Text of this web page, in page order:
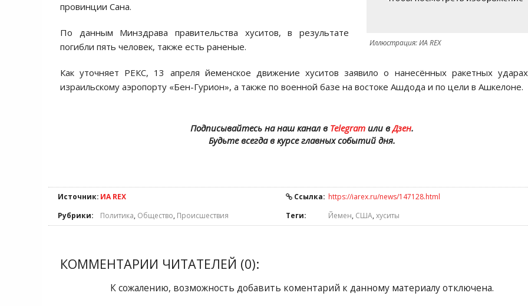
Иллюстрация: ИА REX
провинции Сана.
По данным Минздрава правительства хуситов, в результате
погибли пять человек, также есть раненые.
Как уточняет РЕКС, 13 апреля йеменское движение хуситов заявило о нанесённых ракетных
израильскому аэропорту «Бен-Гурион», а также по военной базе на востоке Ашдода и по цели в Ашкелоне.
Подписывайтесь на наш канал в Telegramили вДзен.
Будьте всегда в курсе главных событий дня.
Источник: ИА REX Ссылка: https://iarex.ru/news/147128.html
Рубрики:
Политика, Общество, Происшествия Теги: Йемен, США, хуситы
КОММЕНТАРИИ ЧИТАТЕЛЕЙ (0):
К сожалению, возможность добавить коментарий к данному материалу отключена.